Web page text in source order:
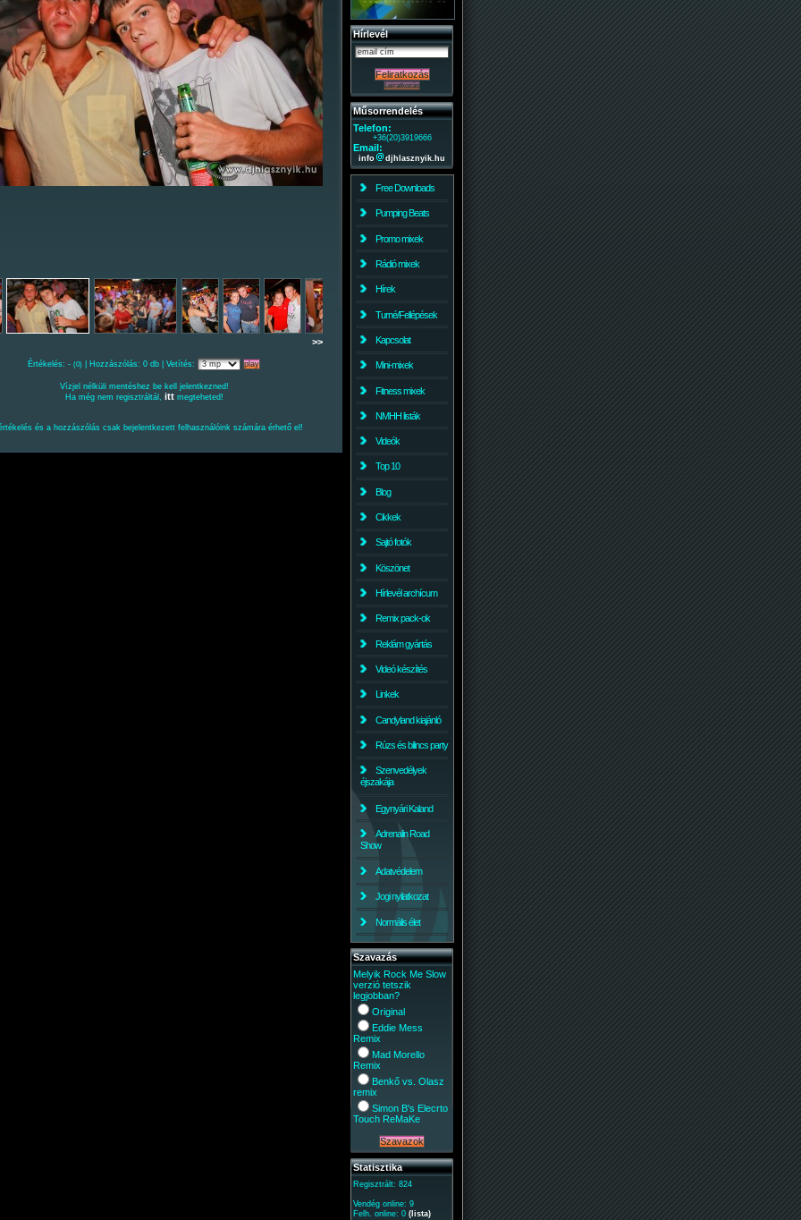
>>
Értékelés: - (0) | Hozzászólás: 0 db | Vetítés:
Vízjel nélküli mentéshez be kell jelentkezned!
Ha még nem regisztráltál, ittmegteheted!
és a hozzászólás csak bejelentkezett felhasználóink számára érhető el!
Hírlevél
Műsorrendelés
Telefon:
+36(20)3919666
Email:
info djhlasznyik.hu
Free Downloads
Pumping Beats
Promo mixek
Rádió mixek
Hírek
Turné/Fellépések
Kapcsolat
Mini-mixek
Fitness mixek
NMHH listák
Videók
Top 10
Blog
Cikkek
Sajtó fotók
Köszönet
Hírlevél archícum
Remix pack-ok
Reklám gyártás
Videó készítés
Linkek
Candyland kiajánló
Rúzs és bilincs party
Szenvedélyek
éjszakája
Egynyári Kaland
Adrenalin Road
Show
Adatvédelem
Jogi nyilatkozat
Normális élet
Szavazás
Melyik Rock Me Slow
verzió tetszik
legjobban?
Original
Eddie Mess
Remix
Mad Morello
Remix
Benkő vs. Olasz
remix
Simon B's Elecrto
Touch ReMaKe
Statisztika
Regisztrált: 824
Vendég online: 9
Felh. online: 0 (lista)